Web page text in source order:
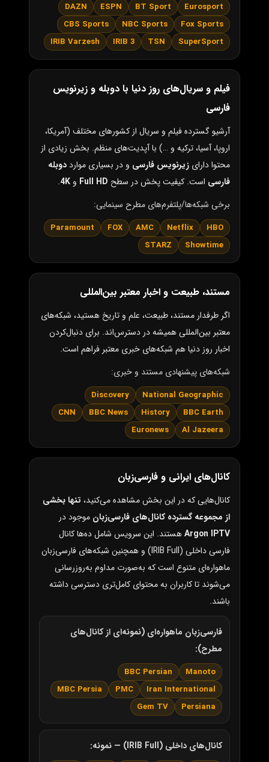
Eurosport
BT Sport
ESPN
DAZN
Fox Sports
NBC Sports
CBS Sports
SuperSport
TSN
IRIB 3
IRIB Varzesh
فیلم و سریال‌های روز دنیا با دوبله و زیرنویس
فارسی
آرشیو گسترده فیلم و سریال از کشورهای مختلف (آمریکا،
اروپا، آسیا، ترکیه و …) با آپدیت‌های منظم. بخش زیادی از
محتوا دارای زیرنویس فارسی و در بسیاری موارددوبله
فارسی است. کیفیت پخش در سطح Full HD و 4K
.
برخی شبکه‌ها/پلتفرم‌های مطرح سینمایی:
HBO
Netflix
AMC
FOX
Paramount
Showtime
STARZ
مستند، طبیعت و اخبار معتبر بین‌المللی
اگر طرفدار مستند، طبیعت، علم و تاریخ هستید، شبکه‌های
معتبر بین‌المللی همیشه در دسترس‌اند. برای دنبال‌کردن
اخبار روز دنیا هم شبکه‌های خبری معتبر فراهم است.
شبکه‌های پیشنهادی مستند و خبری:
National Geographic
Discovery
BBC Earth
History
BBC News
CNN
Al Jazeera
Euronews
کانال‌های ایرانی و فارسی‌زبان
کانال‌هایی که در این بخش مشاهده می‌کنید، تنها بخشی
از مجموعه گسترده کانال‌های فارسی‌زبان موجود در
Argon IPTVهستند. این سرویس شامل ده‌ها کانال
فارسی داخلی (IRIB Full) و همچنین شبکه‌های فارسی‌زبان
ماهواره‌ای متنوع است که به‌صورت مداوم به‌روزرسانی
می‌شوند تا کاربران به محتوای کامل‌تری دسترسی داشته
باشند.
فارسی‌زبان ماهواره‌ای (نمونه‌ای از کانال‌های
مطرح):
Manoto
BBC Persian
Iran International
PMC
MBC Persia
Persiana
Gem TV
کانال‌های داخلی (IRIB Full) — نمونه: